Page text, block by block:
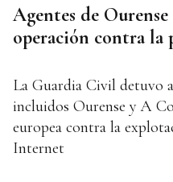
Agentes de
operación contra
La Guardia Civil detuvo a
incluidos Ourense y A
europea contra la
Internet